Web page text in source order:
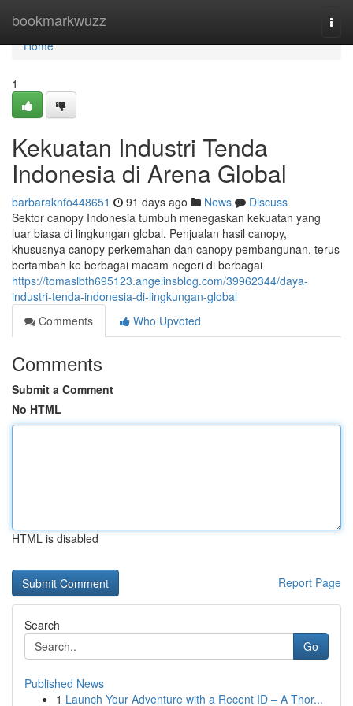
bookmarkwuzz
Home
Home
1
Kekuatan Industri Tenda
Indonesia di Arena Global
barbaraknfo448651 91 days ago News
Discuss
Sektor canopy Indonesia tumbuh menegaskan kekuatan yang
luar biasa di lingkungan global. Penjualan hasil canopy,
khususnya canopy perkemahan dan canopy pembangunan, terus
bertambah ke berbagai macam negeri di berbagai
https://tomaslbth695123.angelinsblog.com/39962344/daya-
industri-tenda-indonesia-di-lingkungan-global
Comments
Who Upvoted
Comments
Submit a Comment
No HTML
HTML is disabled
Report Page
Search
Go
Published News
1 Launch Your Adventure with a Recent ID – A Thor...